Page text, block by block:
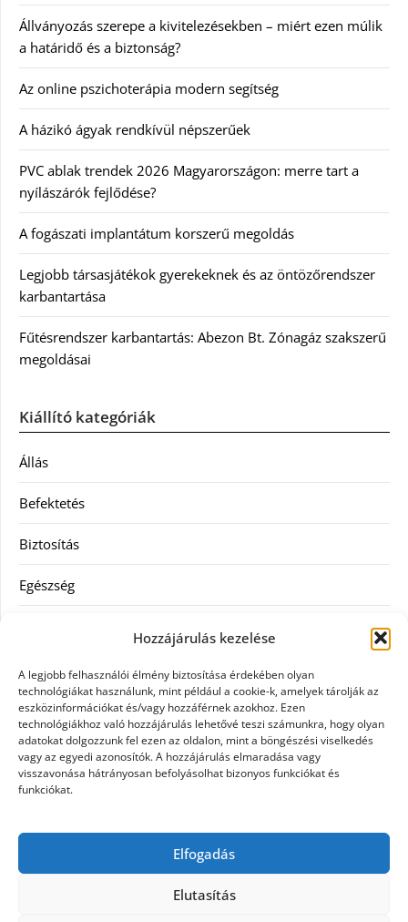
Hozzájárulás kezelése
A legjobb felhasználói élmény biztosítása érdekében olyan
technológiákat használunk, mint például a cookie-k, amelyek tárolják az
eszközinformációkat és/vagy hozzáférnek azokhoz. Ezen
technológiákhoz való hozzájárulás lehetővé teszi számunkra, hogy olyan
adatokat dolgozzunk fel ezen az oldalon, mint a böngészési viselkedés
vagy az egyedi azonosítók. A hozzájárulás elmaradása vagy
visszavonása hátrányosan befolyásolhat bizonyos funkciókat és
funkciókat.
Elfogadás
Elutasítás
Állványozás szerepe a kivitelezésekben – miért ezen múlik
a határidő és a biztonság?
Az online pszichoterápia modern segítség
A házikó ágyak rendkívül népszerűek
PVC ablak trendek 2026 Magyarországon: merre tart a
nyílászárók fejlődése?
A fogászati implantátum korszerű megoldás
Legjobb társasjátékok gyerekeknek és az öntözőrendszer
karbantartása
Fűtésrendszer karbantartás: Abezon Bt. Zónagáz szakszerű
megoldásai
Kiállító kategóriák
Állás
Befektetés
Biztosítás
Egészség
Ingatlan
Művészetek és szórakozás
Múzeumok
Szolgáltatás
Szórakozás
Webáruház